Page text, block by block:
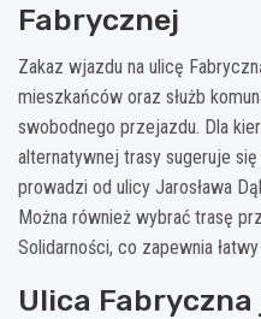
Fabrycznej
Zakaz wjazdu na ulicę
mieszkańców oraz służb
swobodnego przejazdu. Dla
alternatywnej trasy sugeruje
prowadzi od ulicy Jarosława
Można również wybrać trasę
Solidarności, co zapewnia
Ulica